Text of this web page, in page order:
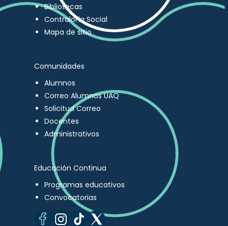
Bibliotecas
Contraloría Social
Mapa de sitio
Comunidades
Alumnos
Correo Alumnos UAQ
Solicitud Correo
Docentes
Administrativos
Educación Continua
Programas educativos
Convocatorias